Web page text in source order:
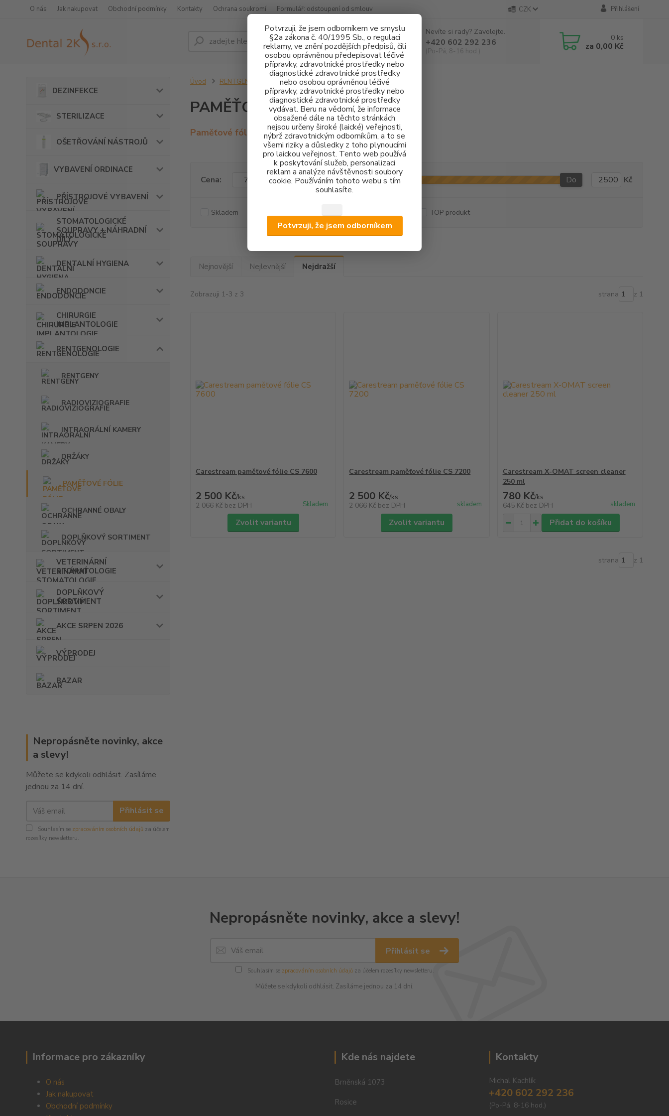
Potvrzuji, že jsem odborníkem ve smyslu
§2a zákona č. 40/1995 Sb., o regulaci
reklamy, ve znění pozdějších předpisů, čili
osobou oprávněnou předepisovat léčivé
přípravky, zdravotnické prostředky nebo
diagnostické zdravotnické prostředky
nebo osobou oprávněnou léčivé
přípravky, zdravotnické prostředky nebo
diagnostické zdravotnické prostředky
vydávat. Beru na vědomí, že informace
obsažené dále na těchto stránkách
nejsou určeny široké (laické) veřejnosti,
nýbrž zdravotnickým odborníkům, a to se
všemi riziky a důsledky z toho plynoucími
pro laickou veřejnost. Tento web používá
k poskytování služeb, personalizaci
reklam a analýze návštěvnosti soubory
cookie. Používáním tohoto webu s tím
souhlasíte.
Potvrzuji, že jsem odborníkem
O nás Jak nakupovat Obchodní podmínky Kontakty Ochrana soukromí Formulář: odstoupení od smlouv CZK Přihlášení
Hledat
Nevíte si rady? Zavolejte.
+420 602 292 236
(Po-Pá, 8-16 hod.)
0 ks
za 0,00 Kč
DEZINFEKCE
STERILIZACE
OŠETŘOVÁNÍ NÁSTROJŮ
VYBAVENÍ ORDINACE
PŘÍSTROJOVÉ VYBAVENÍ
STOMATOLOGICKÉ
SOUPRAVY + NÁHRADNÍ
DÍLY
DENTALNÍ HYGIENA
ENDODONCIE
CHIRURGIE
IMPLANTOLOGIE
RENTGENOLOGIE
RENTGENY
RADIOVIZIOGRAFIE
INTRAORÁLNÍ KAMERY
DRŽÁKY
PAMĚŤOVÉ FÓLIE
OCHRANNÉ OBALY
DOPLŇKOVÝ SORTIMENT
VETERINÁRNÍ
STOMATOLOGIE
DOPLŇKOVÝ
SORTIMENT
AKCE SRPEN 2026
VÝPRODEJ
BAZAR
Nepropásněte novinky, akce
a slevy!
Můžete se kdykoli odhlásit. Zasíláme
jednou za 14 dní.
Přihlásit se
Souhlasím se zpracováním osobních údajů za účelem
rozesílky newsletteru.
Úvod RENTGENOLOGIE PAMĚŤOVÉ FÓLIE
PAMĚŤOVÉ FÓLIE
Paměťové fólie & čistič paměťových fólií
Cena: Kč Od Do Kč
Skladem TOP produkt
Nejnovější Nejlevnější Nejdražší
Zobrazuji 1-3 z 3 strana z 1
Carestream paměťové fólie CS 7600
2 500 Kč/ks
2 066 Kč bez DPH Skladem
Zvolit variantu
Carestream paměťové fólie CS 7200
2 500 Kč/ks
2 066 Kč bez DPH skladem
Zvolit variantu
Carestream X-OMAT screen cleaner
250 ml
780 Kč/ks
645 Kč bez DPH skladem
Přidat do košíku
strana z 1
Nepropásněte novinky, akce a slevy!
Přihlásit se
Souhlasím se zpracováním osobních údajůza účelem rozesílky newsletteru.
Můžete se kdykoli odhlásit. Zasíláme jednou za 14 dní.
Informace pro zákazníky
O nás
Jak nakupovat
Obchodní podmínky
Kde nás najdete
Brněnská 1073
Rosice
Kontakty
Michal Kachlík
+420 602 292 236
(Po-Pá, 8-16 hod.)